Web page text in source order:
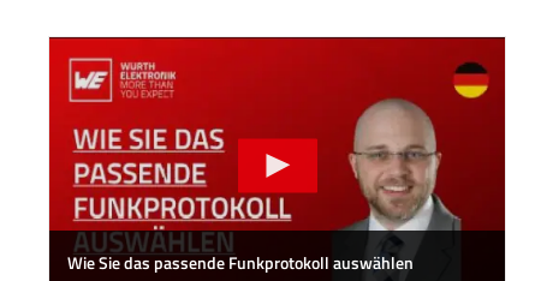
Wie Sie das passende Funkprotokoll auswählen